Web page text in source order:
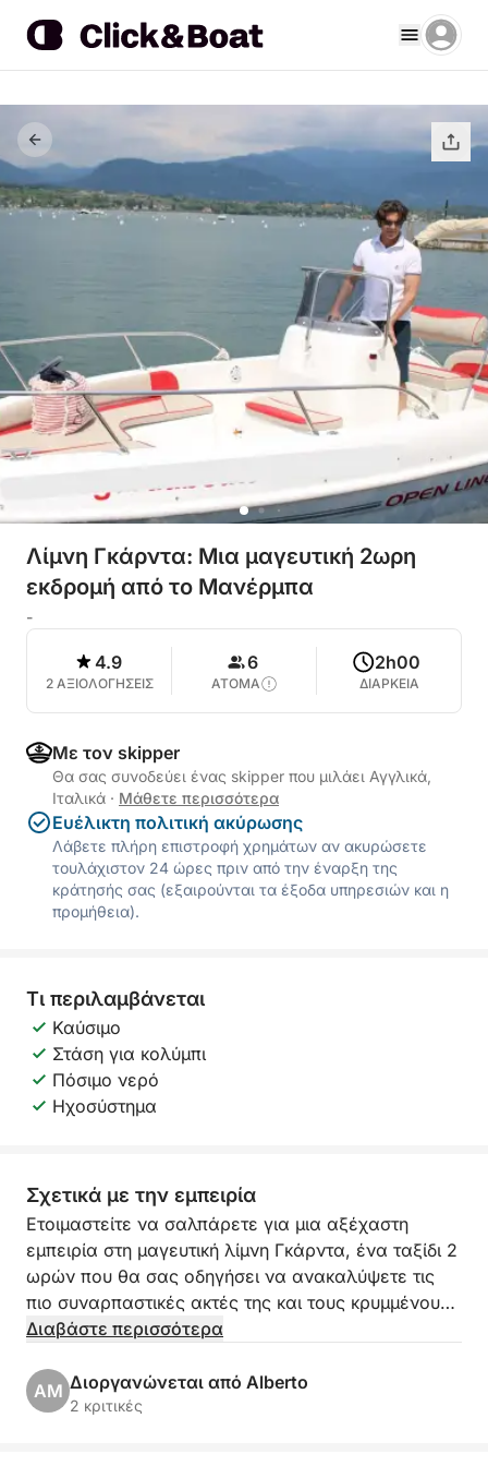
Λίμνη Γκάρντα: Μια μαγευτική 2ωρη
εκδρομή από το Μανέρμπα
-
4.9
2 ΑΞΙΟΛΟΓΗΣΕΙΣ
6
ΑΤΟΜΑ
2h00
ΔΙΑΡΚΕΙΑ
Με τον skipper
Θα σας συνοδεύει ένας skipper που μιλάει Αγγλικά,
Ιταλικά · Μάθετε περισσότερα
Ευέλικτη πολιτική ακύρωσης
Λάβετε πλήρη επιστροφή χρημάτων αν ακυρώσετε
τουλάχιστον 24 ώρες πριν από την έναρξη της
κράτησής σας (εξαιρούνται τα έξοδα υπηρεσιών και η
προμήθεια).
Τι περιλαμβάνεται
Καύσιμο
Στάση για κολύμπι
Πόσιμο νερό
Ηχοσύστημα
Σχετικά με την εμπειρία
Ετοιμαστείτε να σαλπάρετε για μια αξέχαστη
εμπειρία στη μαγευτική λίμνη Γκάρντα, ένα ταξίδι 2
ωρών που θα σας οδηγήσει να ανακαλύψετε τις
πιο συναρπαστικές ακτές της και τους κρυμμένους
θησαυρούς της! Ξεκινώντας από το γραφικό Πόρτο
μια αποκλειστική εκδρομή που θα σας χαρίσει
εκπληκτική θέα και στιγμές απόλυτης χαλάρωσης.
Διαβάστε περισσότερα
AM Διοργανώνεται από Alberto
2 κριτικές